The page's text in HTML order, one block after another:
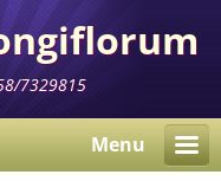
7329815
Menu